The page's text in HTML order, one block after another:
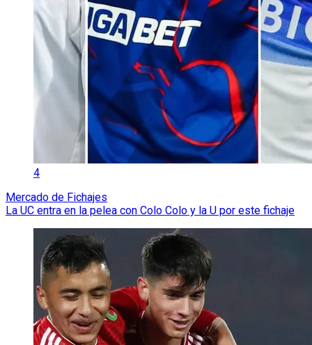
4
Mercado de Fichajes
La UC entra en la pelea con Colo Colo y la U por este fichaje